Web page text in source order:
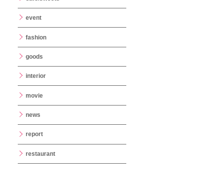
event
fashion
goods
interior
movie
news
report
restaurant